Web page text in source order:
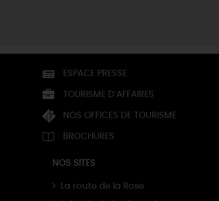
ESPACE PRESSE
TOURISME D’AFFAIRES
NOS OFFICES DE TOURISME
BROCHURES
NOS SITES
La route de la Rose